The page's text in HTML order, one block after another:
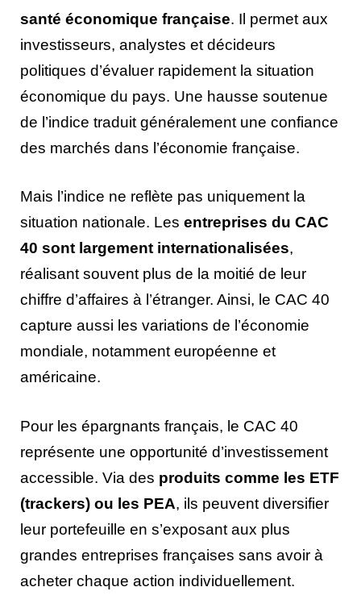
santé économique française. Il permet aux
investisseurs, analystes et décideurs
politiques d’évaluer rapidement la situation
économique du pays. Une hausse soutenue
de l’indice traduit généralement une confiance
des marchés dans l’économie française.
Mais l’indice ne reflète pas uniquement la
situation nationale. Les entreprises du CAC
40 sont largement internationalisées,
réalisant souvent plus de la moitié de leur
chiffre d’affaires à l’étranger. Ainsi, le CAC 40
capture aussi les variations de l’économie
mondiale, notamment européenne et
américaine.
Pour les épargnants français, le CAC 40
représente une opportunité d’investissement
accessible. Via des produits comme les ETF
(trackers) ou les PEA, ils peuvent diversifier
leur portefeuille en s’exposant aux plus
grandes entreprises françaises sans avoir à
acheter chaque action individuellement.